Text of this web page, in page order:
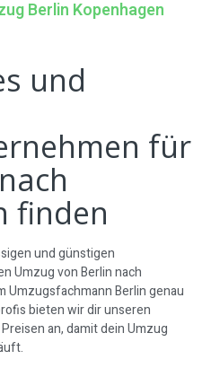
Berlin Kopenhagen
und
für
finden
und günstigen
Umzug von Berlin nach
Umzugsfachmann Berlin genau
bieten wir dir unseren
an, damit dein Umzug